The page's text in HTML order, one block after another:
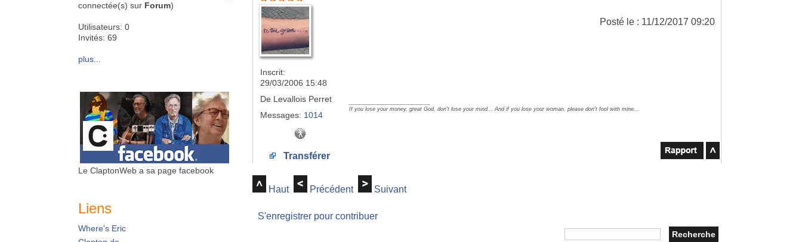
connectée(s) sur Forum)
Utilisateurs: 0
Invités: 69
plus...
Le ClaptonWeb a sa page facebook
Liens
Where's Eric
Inscrit:
29/03/2006 15:48
De Levallois Perret
Messages: 1014
Posté le : 11/12/2017 09:20
If you lose your money, great God, don't lose your mind... And if you lose your woman, please don't fool with mine...
Transférer
Haut Précédent Suivant
S'enregistrer pour contribuer